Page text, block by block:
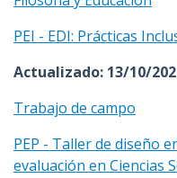
PEI - EDI: Prácticas
Actualizado: 13/10/
Trabajo de campo
PEP - Taller de diseño
evaluación en Ciencias